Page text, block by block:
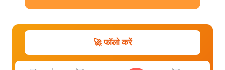
🚀 फॉलो करें